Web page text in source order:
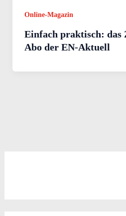
Online-Magazin
Einfach praktisch: das
Abo der EN-Aktuell